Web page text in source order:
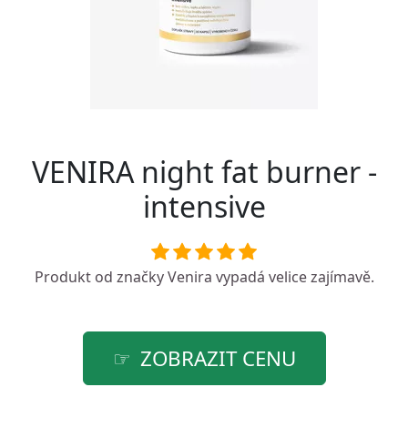
VENIRA night fat burner -
intensive
Produkt od značkyVenira vypadá velice zajímavě.
ZOBRAZIT CENU